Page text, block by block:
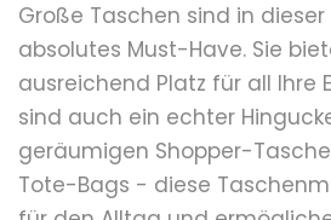
Große Taschen sind in dieser
absolutes Must-Have. Sie
ausreichend Platz für all Ihre
sind auch ein echter
geräumigen Shopper-
Tote-Bags - diese